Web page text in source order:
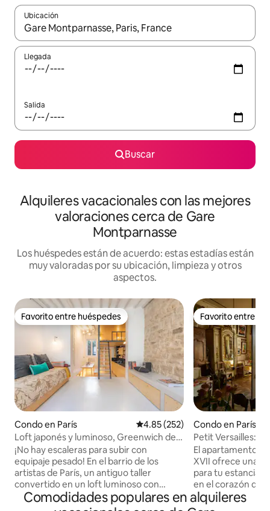
Ubicación
Cuando los resultados estén disponibles, navega con las
Llegada
Salida
Buscar
Alquileres vacacionales con las mejores
valoraciones cerca de Gare
Montparnasse
Los huéspedes están de acuerdo: estas estadías están
muy valoradas por su ubicación, limpieza y otros
aspectos.
Favorito entre huéspedes
Favorito entre huéspedes
Condo en París Calificación promedio: 4.85 de
4.85 (252)
Loft japonés y luminoso, Greenwich de
París
¡No hay escaleras para subir con
equipaje pesado! En el barrio de los
artistas de París, un antiguo taller
convertido en un loft luminoso con
detalles cuidados y lujosos: piedra a la
vista, hormigón encerado, calefacción
Favorito entre
Favorito entre
Condo en París
Petit Versailles:
en el centro de
El apartamento
XVII ofrece una
para tu estancia
en el corazón de
Marais, en Rue du
calles más
Comodidades populares en alquileres